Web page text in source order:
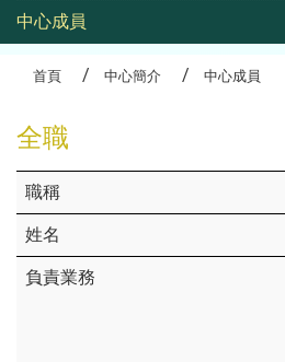
中心成員
首頁 中心簡介 中心成員
全職